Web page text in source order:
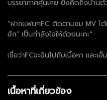
บรรยากาศคุ้นเคย ยิ่งคิดถึงบ้านด้
.
“ฝากแฟนๆFC ติดตามชม MV ไ
ฮัก” เป็นกำลังใจให้ด้วยนะคะ”
.
เชื่อว่าFCจะอินไปกับเนื้อหา และ
เนื้อหาที่เกี่ยวข้อง